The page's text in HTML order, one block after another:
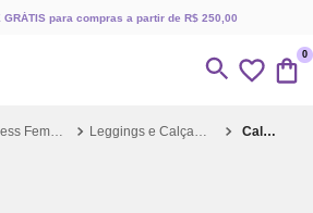
GRÁTIS para compras a partir de R$ 250,00
0
Moda Fitness Feminina Leggings e Calças Fitness Calça Capri Fitness 3D Com Pala Dupla E Bolso Invisível Verde Militar